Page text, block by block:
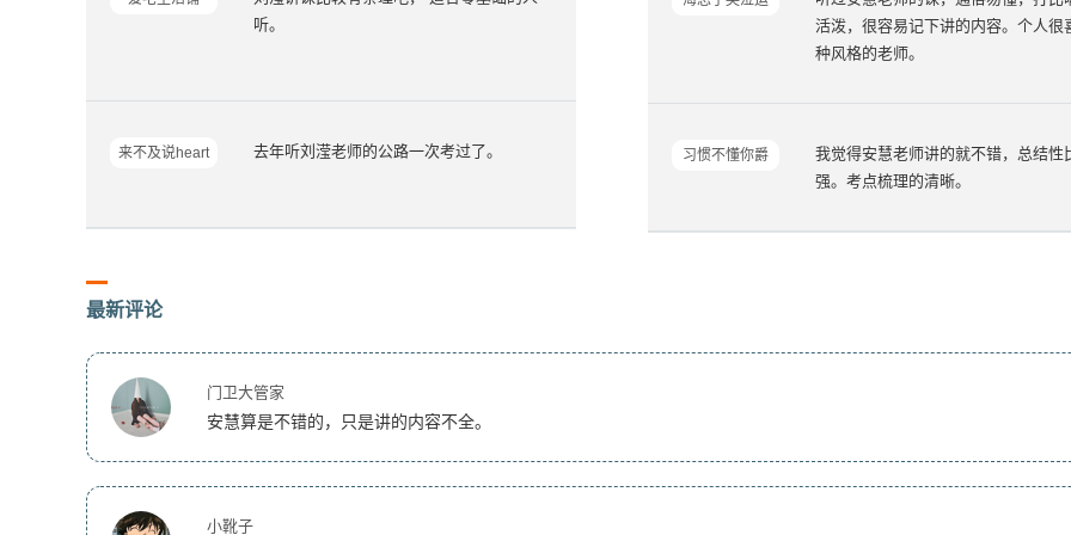
听。
来不及说heart 去年听刘滢老师的公路一次考过了。
活泼，很容易记下讲的内容。个人很
种风格的老师。
习惯不懂你爵
我觉得安慧老师讲的就不错，总结性
强。考点梳理的清晰。
最新评论
门卫大管家
安慧算是不错的，只是讲的内容不全。
小靴子